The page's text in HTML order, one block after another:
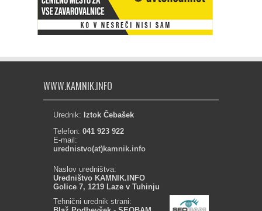
WWW.KAMNIK.INFO
Urednik: Iztok Čebašek
Telefon: 041 923 922
E-mail:
urednistvo(at)kamnik.info
Naslov uredništva:
Uredništvo KAMNIK.INFO
Golice 7, 1219 Laze v Tuhinju
Tehnični urednik strani: